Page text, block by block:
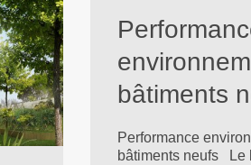
bâtiments
Performance
bâtiments neufs Le